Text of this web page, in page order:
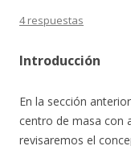
4 respuestas
Introducción
En la sección
centro de masa con
revisaremos el